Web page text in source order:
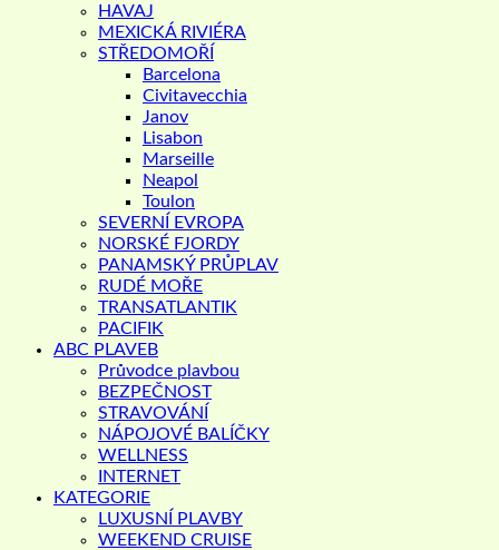
HAVAJ
MEXICKÁ RIVIÉRA
STŘEDOMOŘÍ
Barcelona
Civitavecchia
Janov
Lisabon
Marseille
Neapol
Toulon
SEVERNÍ EVROPA
NORSKÉ FJORDY
PANAMSKÝ PRŮPLAV
RUDÉ MOŘE
TRANSATLANTIK
PACIFIK
ABC PLAVEB
Průvodce plavbou
BEZPEČNOST
STRAVOVÁNÍ
NÁPOJOVÉ BALÍČKY
WELLNESS
INTERNET
KATEGORIE
LUXUSNÍ PLAVBY
WEEKEND CRUISE